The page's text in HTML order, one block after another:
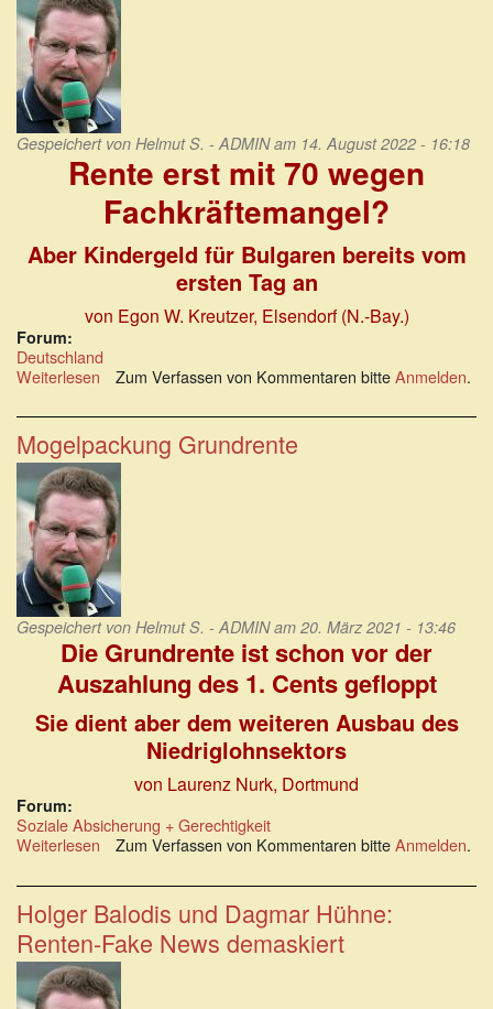
Gespeichert von Helmut S. - ADMINam 14. August 2022 - 16:18
Rente erst mit 70 wegen
Fachkräftemangel?
Aber Kindergeld für Bulgaren bereits vom
ersten Tag an
von Egon W. Kreutzer, Elsendorf (N.-Bay.)
Forum:
Deutschland
Weiterlesen über
erst
mit
70
wegen
Fachkräftemangel?
Zum Verfassen von Kommentaren bitteAnmelden.
Mogelpackung Grundrente
Gespeichert von Helmut S. - ADMINam 20. März 2021 - 13:46
Die Grundrente ist schon vor der
Auszahlung des 1. Cents gefloppt
Sie dient aber dem weiteren Ausbau des
Niedriglohnsektors
von Laurenz Nurk, Dortmund
Forum:
Soziale Absicherung + Gerechtigkeit
Weiterlesen über
Grundrente
Zum Verfassen von Kommentaren bitteAnmelden.
Holger Balodis und Dagmar Hühne:
Renten-Fake News demaskiert